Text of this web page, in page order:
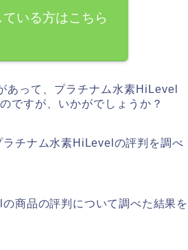
いる方はこちら
あって、プラチナム水素HiLevel
ですが、いかがでしょうか？
チナム水素HiLevelの評判を調べ
商品の評判について調べた結果を